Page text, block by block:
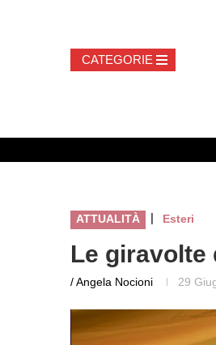
ATTUALITÀ | Esteri
Le giravolte
/ Angela Nocioni 29